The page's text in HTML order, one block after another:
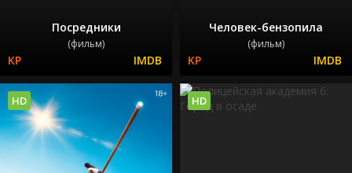
Посредники
(фильм)
Человек-бензопила
(фильм)
HD HD